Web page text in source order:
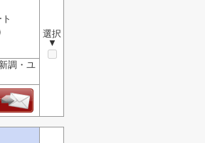
選択
▼
調・ユ